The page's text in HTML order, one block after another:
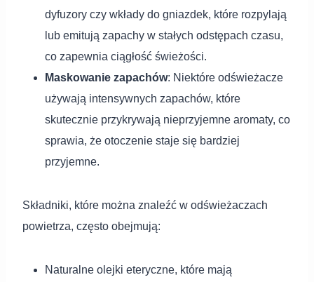
dyfuzory czy wkłady do gniazdek, które rozpylają
lub emitują zapachy w stałych odstępach czasu,
co zapewnia ciągłość świeżości.
Maskowanie zapachów: Niektóre odświeżacze
używają intensywnych zapachów, które
skutecznie przykrywają nieprzyjemne aromaty, co
sprawia, że otoczenie staje się bardziej
przyjemne.
Składniki, które można znaleźć w odświeżaczach
powietrza, często obejmują:
Naturalne olejki eteryczne, które mają